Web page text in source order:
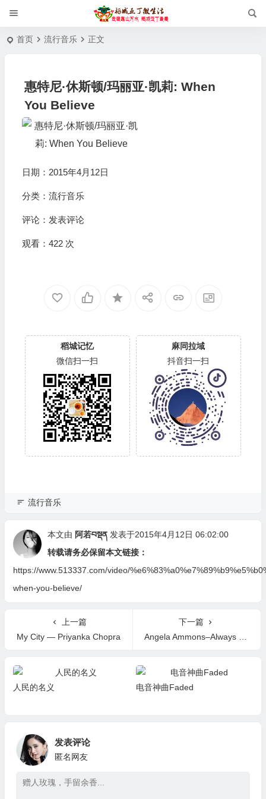
首页 流行音乐 正文
惠特尼·休斯顿/玛丽亚·凯莉: When
You Believe
日期：2015年4月12日
分类： 流行音乐
评论： 发表评论
观看：422 次
稻城记忆
微信扫一扫
麻同拉域
抖音扫一扫
流行音乐
本文由 阿若བསྡན 发表于2015年4月12日 06:02:00
转载请务必保留本文链接：
https://www.513337.com/video/
when-you-believe/
上一篇
My City — Priyanka Chopra
下一篇
Angela Ammons–Always Getting Over You
人民的名义 电音神曲Faded
发表评论
匿名网友